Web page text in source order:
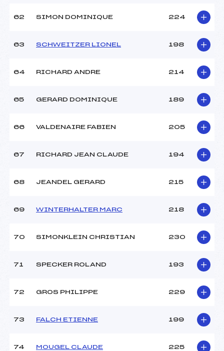
62 SIMON DOMINIQUE 224
63 SCHWEITZER LIONEL 198
64 RICHARD ANDRE 214
65 GERARD DOMINIQUE 189
66 VALDENAIRE FABIEN 205
67 RICHARD JEAN CLAUDE 194
68 JEANDEL GERARD 215
69 WINTERHALTER MARC 218
70 SIMONKLEIN CHRISTIAN 230
71 SPECKER ROLAND 193
72 GROS PHILIPPE 229
73 FALCH ETIENNE 199
74 MOUGEL CLAUDE 225